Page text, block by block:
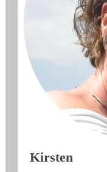
Kirsten